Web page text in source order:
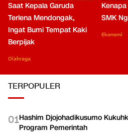
Saat Kepala Garuda
Terlena Mendongak,
Ingat Bumi Tempat Kaki
Berpijak
Olahraga
SMK
Ekonomi
TERPOPULER
01Hashim Djojohadikusumo
Program Pemerintah